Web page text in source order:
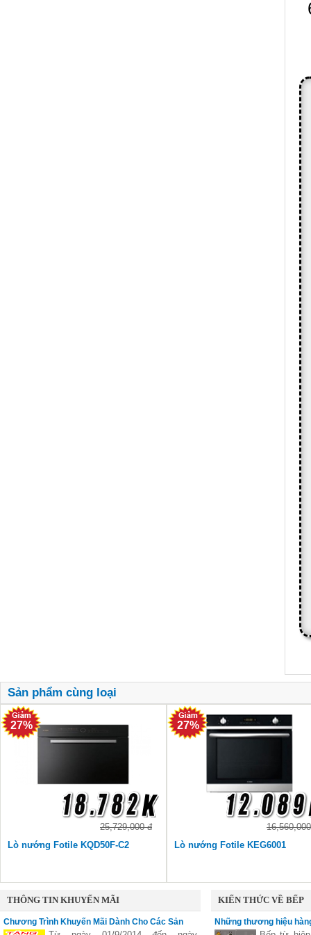
Sản phẩm cùng loại
27%
25,729,000 đ
Lò nướng Fotile KQD50F-C2
27%
Lò nướng Fotile KEG6001
THÔNG TIN KHUYẾN MÃI
Chương Trình Khuyến Mãi Dành Cho Các Sản
Phẩm Faster
KIẾN THỨC VỀ BẾP
Những thương hiệu
vùng nấu linh hoạt